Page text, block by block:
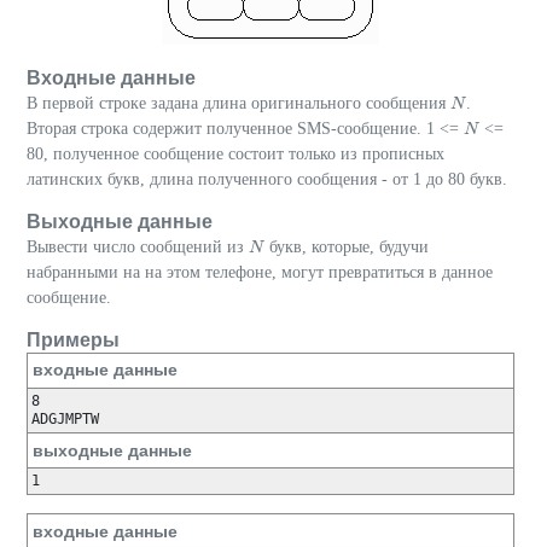
Входные данные
В первой строке задана длина оригинального сообщения N
N
Вторая строка содержит полученное SMS-сообщение. 1 <= N
N <=
80, полученное сообщение состоит только из прописных
латинских букв, длина полученного сообщения - от 1 до 80 букв.
Выходные данные
Вывести число сообщений из N
N букв, которые, будучи
набранными на на этом телефоне, могут превратиться в данное
сообщение.
Примеры
входные данные
8
ADGJMPTW
выходные данные
1
входные данные